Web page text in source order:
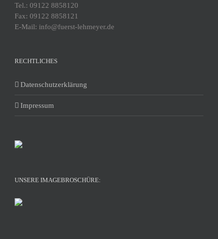
Tel.: 09122 8858120
Fax: 09122 8858121
E-Mail: info@fuerst-lehmeyer.de
RECHTLICHES
Datenschutzerklärung
Impressum
UNSERE IMAGEBROSCHÜRE: